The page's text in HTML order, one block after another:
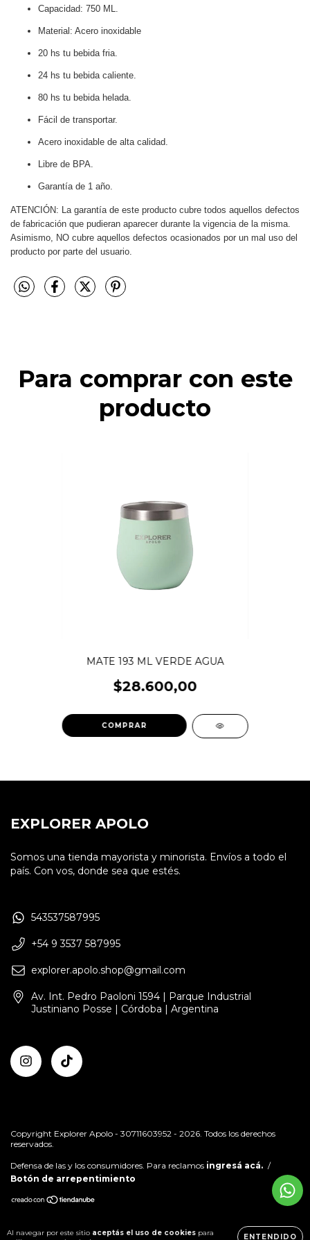
Al navegar por este sitio aceptás el uso de cookies para
ENTENDIDO
Capacidad: 750 ML.
Material: Acero inoxidable
20 hs tu bebida fria.
24 hs tu bebida caliente.
80 hs tu bebida helada.
Fácil de transportar.
Acero inoxidable de alta calidad.
Libre de BPA.
Garantía de 1 año.
ATENCIÓN: La garantía de este producto cubre todos aquellos defectos
de fabricación que pudieran aparecer durante la vigencia de la misma.
Asimismo, NO cubre aquellos defectos ocasionados por un mal uso del
producto por parte del usuario.
Para comprar con este
producto
MATE 193 ML VERDE AGUA
$28.600,00
COMPRAR
EXPLORER APOLO
Somos una tienda mayorista y minorista. Envíos a todo el
país. Con vos, donde sea que estés.
543537587995
+54 9 3537 587995
explorer.apolo.shop@gmail.com
Av. Int. Pedro Paoloni 1594 | Parque Industrial
Justiniano Posse | Córdoba | Argentina
Copyright Explorer Apolo - 30711603952 - 2026. Todos los derechos
reservados.
Defensa de las y los consumidores. Para reclamos ingresá acá. /
Botón de arrepentimiento